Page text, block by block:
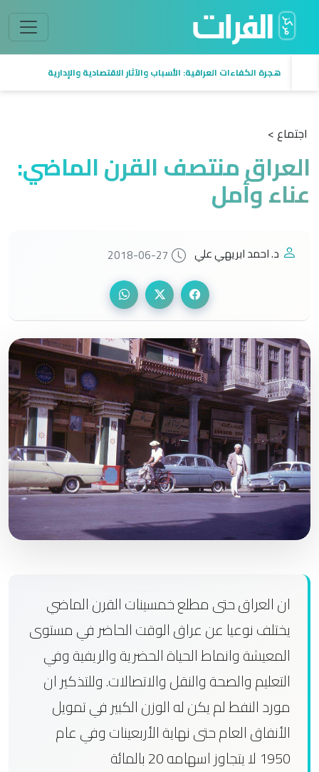
هجرة الكفاءات العراقية: الأسباب والآثار الاقتصادية والإدارية
اجتماع >
العراق منتصف القرن الماضي:
عناء وأمل
د. احمد ابريهي علي 2018-06-27
ان العراق حتى مطلع خمسينات القرن الماضي
يختلف نوعيا عن عراق الوقت الحاضر في مستوى
المعيشة وانماط الحياة الحضرية والريفية وفي
التعليم والصحة والنقل والاتصالات. وللتذكير ان
مورد النفط لم يكن له الوزن الكبير في تمويل
الأنفاق العام حتى نهاية الأربعينات وفي عام
1950 لا يتجاوز اسهامه 20 بالمائة